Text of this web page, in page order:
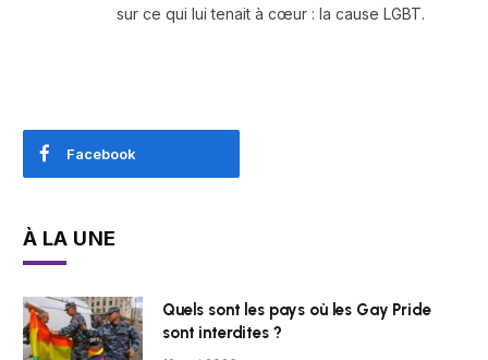
sur ce qui lui tenait à cœur : la cause LGBT.
Facebook
À LA UNE
Quels sont les pays où les Gay Pride
sont interdites ?